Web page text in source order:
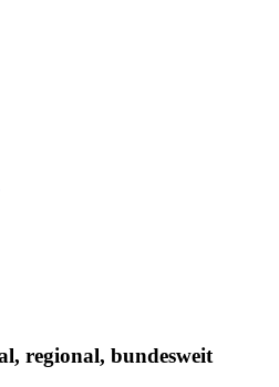
regional, bundesweit